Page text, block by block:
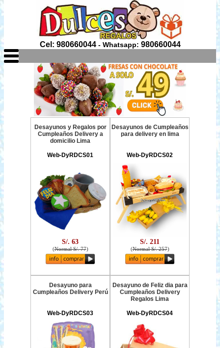
Cel: 980660044- Whatsapp: 980660044
Desayunos y Regalos por
Cumpleaños Delivery a
domicilio Lima
Web-DyRDCS01
S/. 63
(Normal S/. 77)
Desayunos de Cumpleaños
para delivery en lima
Web-DyRDCS02
S/. 211
(Normal S/. 257)
Desayuno para
Cumpleaños Delivery Perú
Web-DyRDCS03
Desayuno de Feliz dia para
Cumpleaños Delivery
Regalos Lima
Web-DyRDCS04